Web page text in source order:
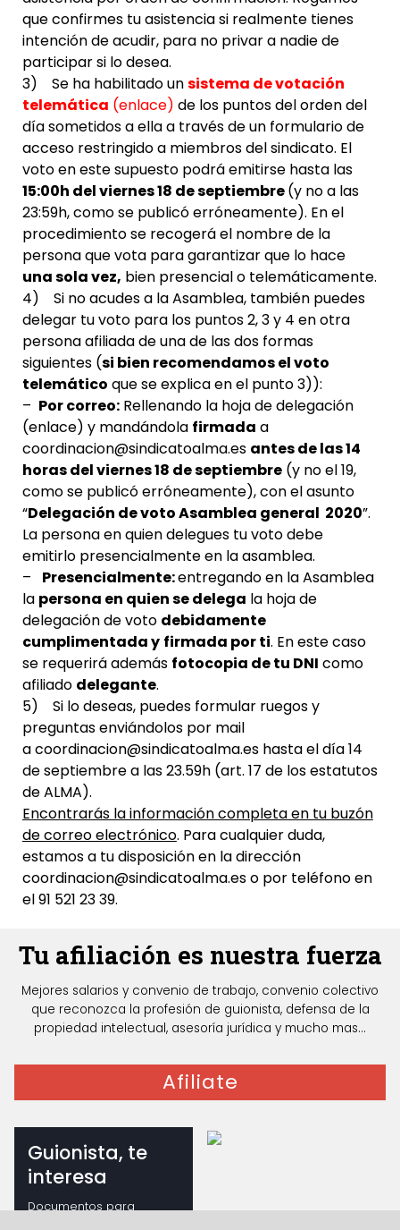
que confirmes tu asistencia si realmente tienes
intención de acudir, para no privar a nadie de
participar si lo desea.
3) Se ha habilitado unsistema de votación
telemática (enlace) de los puntos del orden del
día sometidos a ella a través de un formulario de
acceso restringido a miembros del sindicato. El
voto en este supuesto podrá emitirse hasta las
15:00h del viernes 18 de septiembre(y no a las
23:59h, como se publicó erróneamente). En el
procedimiento se recogerá el nombre de la
persona que vota para garantizar que lo hace
una sola vez, bien presencial o telemáticamente.
4) Si no acudes a la Asamblea, también puedes
delegar tu voto para los puntos 2, 3 y 4 en otra
persona afiliada de una de las dos formas
siguientes (si bien recomendamos el voto
telemático que se explica en el punto 3)):
– Por correo:Rellenando la hoja de delegación
(enlace) y mandándola firmada a
coordinacion@sindicatoalma.es antes de las 14
horas del viernes 18 de septiembre(y no el 19,
como se publicó erróneamente), con el asunto
“Delegación de voto Asamblea general 2020”.
La persona en quien delegues tu voto debe
emitirlo presencialmente en la asamblea.
– Presencialmente:entregando en la Asamblea
la persona en quien se delega la hoja de
delegación de voto debidamente
cumplimentada y firmada por ti. En este caso
se requerirá además fotocopia de tu DNI como
afiliado delegante.
5) Si lo deseas, puedes formular ruegos y
preguntas enviándolos por mail
acoordinacion@sindicatoalma.eshasta el día 14
de septiembre a las 23.59h (art. 17 de los estatutos
de ALMA).
Encontrarás la información completa en tu buzón
de correo electrónico. Para cualquier duda,
estamos a tu disposición en la dirección
coordinacion@sindicatoalma.es o por teléfono en
el 91 521 23 39.
Tu afiliación es nuestra fuerza
Mejores salarios y convenio de trabajo, convenio colectivo
que reconozca la profesión de guionista, defensa de la
propiedad intelectual, asesoría jurídica y mucho mas...
Afiliate
Guionista, te
interesa
Documentos para